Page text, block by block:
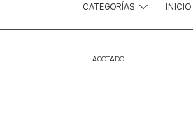
CATEGORÍAS INICIO
AGOTADO